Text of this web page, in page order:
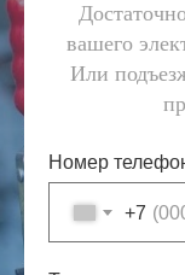
вашего
Или
Номер
+7